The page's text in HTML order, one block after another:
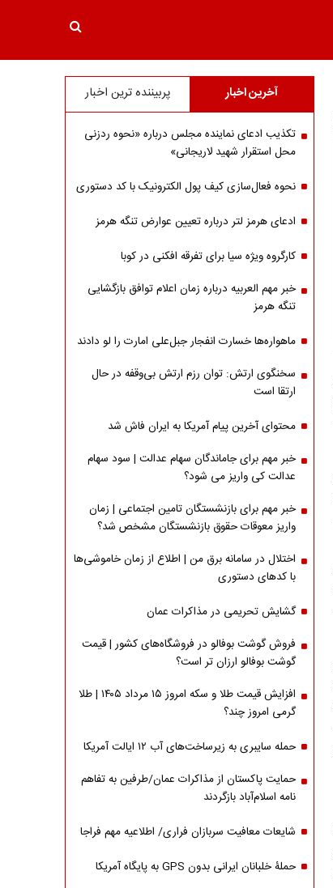
آخرین اخبار پربیننده ترین اخبار
تکذیب ادعای نماینده مجلس درباره «نحوه ردزنی
محل استقرار شهید لاریجانی»
نحوه فعال‌سازی کیف پول الکترونیک با کد دستوری
ادعای هرمز لتر درباره تعیین عوارض تنگه هرمز
کارگروه ویژه سیا برای تفرقه افکنی در کوبا
خبر مهم العربیه درباره زمان اعلام توافق بازگشایی
تنگه هرمز
ماهواره‌‌ها خسارت انفجار جبل‌علی امارت را لو دادند
سخنگوی ارتش: توان رزم ارتش بی‌وقفه در حال
ارتقا است
محتوای آخرین پیام آمریکا به ایران فاش شد
خبر مهم برای جاماندگان سهام عدالت | سود سهام
عدالت کی واریز می شود؟
خبر مهم برای بازنشستگان تامین اجتماعی | زمان
واریز معوقات حقوق بازنشستگان مشخص شد؟
اختلال در سامانه برق من | اطلاع از زمان خاموشی‌ها
با کدهای دستوری
گشایش تحریمی در مذاکرات عمان
فروش گوشت بوفالو در فروشگاه‌های کشور | قیمت
گوشت بوفالو ارزان تر است؟
افزایش قیمت طلا و سکه امروز ۱۵ مرداد ۱۴۰۵ | طلا
گرمی امروز چند؟
حمله سایبری به زیرساخت‌های آب ۱۲ ایالت آمریکا
حمایت پاکستان از مذاکرات عمان/طرفین به تفاهم
نامه اسلام‌آباد بازگردند
شایعات معافیت سربازان فراری/ اطلاعیه مهم فراجا
حملۀ خلبانان ایرانی بدون GPS به پایگاه آمریکا